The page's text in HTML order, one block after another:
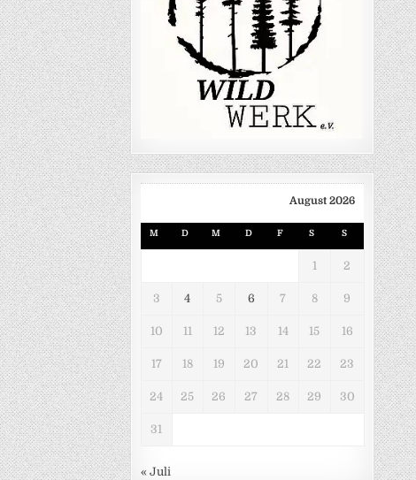
August 2026
M D M D F S S
1 2
3 4 5 6 7 8 9
10 11 12 13 14 15 16
17 18 19 20 21 22 23
24 25 26 27 28 29 30
31
« Juli